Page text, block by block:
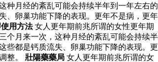
种月经的紊乱可能会持续半年到一年左右的
、卵巢功能下降的表现。更年不是病，更年
用方法女人更年期前兆所谓的女性更年期
个月来一次，这种月经的紊乱可能会持续半
些都是钙质流失、卵巢功能下降的表现。更
整。 壯陽藥藥局 女人更年期前兆所谓的女